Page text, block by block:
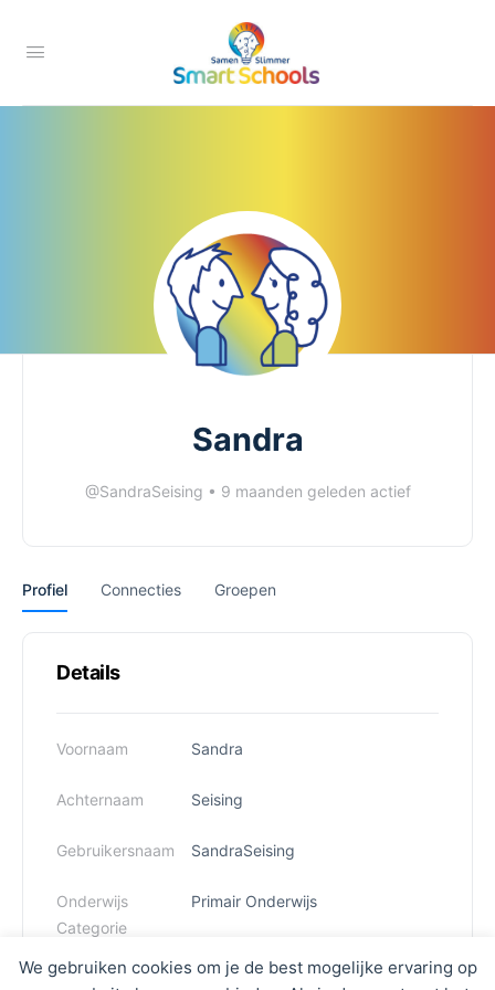
We gebruiken cookies om je de best mogelijke ervaring op
Sandra
@SandraSeising • 9 maanden geleden actief
Profiel Connecties Groepen
Details
Voornaam Sandra
Achternaam Seising
Gebruikersnaam SandraSeising
Onderwijs
Categorie
Primair Onderwijs
Functie Schoolleider